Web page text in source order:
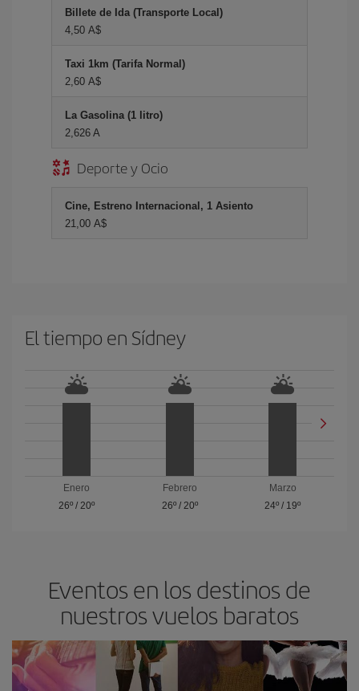
Billete de Ida (Transporte Local)
4,50 A$
Taxi 1km (Tarifa Normal)
2,60 A$
La Gasolina (1 litro)
2,626 A
Deporte y Ocio
Cine, Estreno Internacional, 1 Asiento
21,00 A$
El tiempo en Sídney
Enero
26º/ 20º
Febrero
26º/ 20º
Marzo
24º / 19º
Eventos en los destinos de
nuestros vuelos baratos